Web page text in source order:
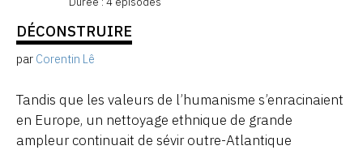
DÉCONSTRUIRE
par Corentin Lê
Tandis que les valeurs de l’humanisme s’enracinaient
en Europe, un nettoyage ethnique de grande
ampleur continuait de sévir outre-Atlantique